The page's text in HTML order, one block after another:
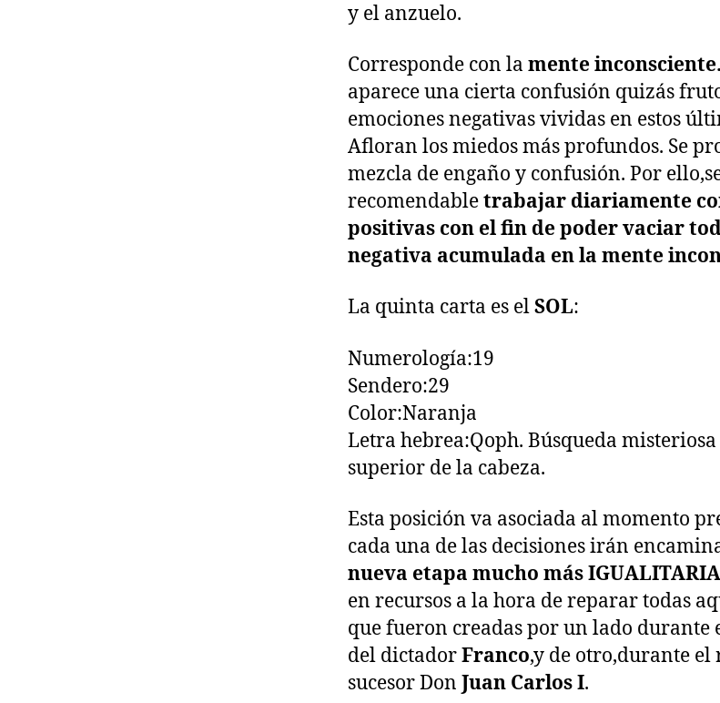
y el anzuelo.
Corresponde con la mente inconsciente.
aparece una cierta confusión quizás
emociones negativas vividas en estos
Afloran los miedos más profundos. Se
mezcla de engaño y confusión. Por
recomendabletrabajar diariamente
positivas con el fin de poder vaciar
negativa acumulada en la mente
La quinta carta es elSOL:
Numerología:19
Sendero:29
Color:Naranja
Letra hebrea:Qoph. Búsqueda
superior de la cabeza.
Esta posición va asociada al momento
cada una de las decisiones irán
nueva etapa mucho más IGUALITARIA
en recursos a la hora de reparar todas
que fueron creadas por un lado durante
del dictadorFranco,y de otro,durante el
sucesor Don Juan Carlos I.